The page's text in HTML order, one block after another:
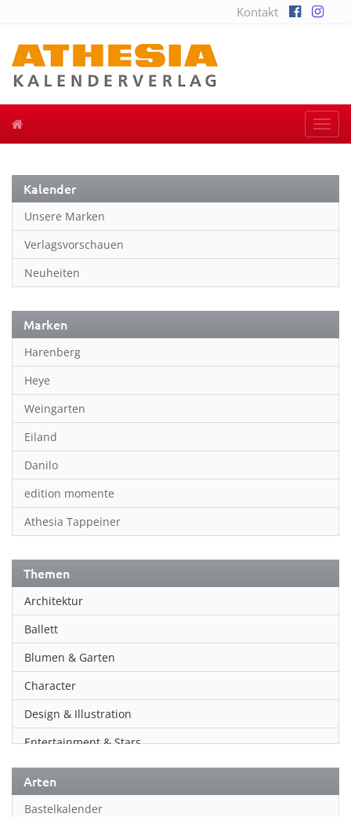
Kontakt
Kalender
Unsere Marken
Verlagsvorschauen
Neuheiten
Marken
Harenberg
Heye
Weingarten
Eiland
Danilo
edition momente
Athesia Tappeiner
Themen
Architektur
Ballett
Blumen & Garten
Character
Design & Illustration
Entertainment & Stars
Erotik
Essen & Trinken
Arten
Bastelkalender